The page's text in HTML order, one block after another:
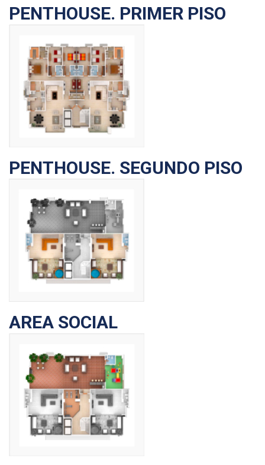
PENTHOUSE. PRIMER PISO
PENTHOUSE. SEGUNDO PISO
AREA SOCIAL